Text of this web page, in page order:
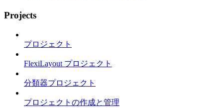
Projects
プロジェクト
FlexiLayout プロジェクト
分類器プロジェクト
プロジェクトの作成と管理